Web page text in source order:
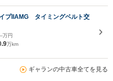
プIIAMG タイミングベルト交
万円
万km
ギャランの中古車全てを見る